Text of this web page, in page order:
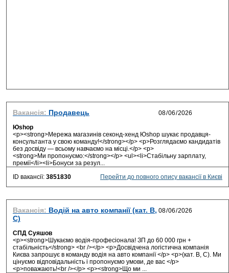
Вакансія: Продавець
Юshop
<p><strong>Мережа магазинів секонд-хенд Юshop шукає продавця-
консультанта у свою команду!</strong></p> <p>Розглядаємо кандидатів
без досвіду — всьому навчаємо на місці.</p> <p>
<strong>Ми пропонуємо:</strong></p> <ul><li>Стабільну зарплату,
премії</li><li>Бонуси за резул...
ID вакансії: 3851830 Перейти до повного опису вакансії в Києві
Вакансія: Водій на авто компанії (кат. В,
С)
СПД Суяшов
<p><strong>Шукаємо водія-професіонала! ЗП до 60 000 грн +
стабільність</strong> <br /></p> <p>Досвідчена логістична компанія
Києва запрошує в команду водія на авто компанії </p> <p>(кат. В, С). Ми
цінуємо відповідальність і пропонуємо умови, де вас </p>
<p>поважають!<br /></p> <p><strong>Що ми ...